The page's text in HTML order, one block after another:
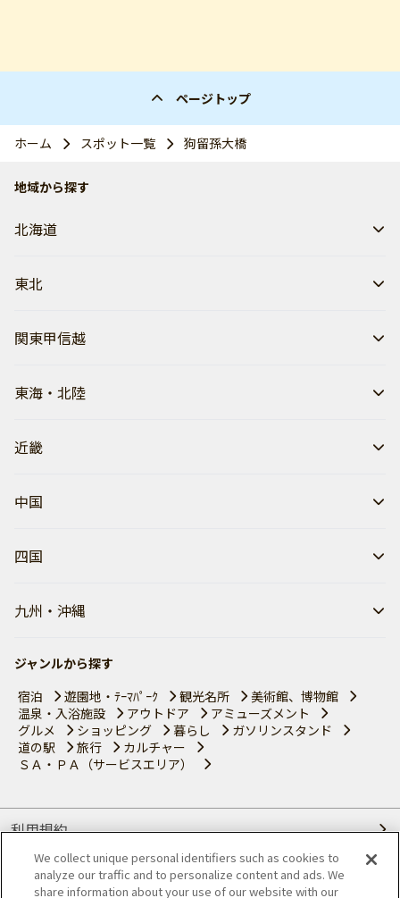
ページトップ
ホーム スポット一覧 狗留孫大橋
地域から探す
北海道
東北
関東甲信越
東海・北陸
近畿
中国
四国
九州・沖縄
ジャンルから探す
宿泊
遊園地・ﾃｰﾏﾊﾟｰｸ 観光名所
美術館、博物館
温泉・入浴施設
アウトドア
アミューズメント
グルメ
ショッピング 暮らし
ガソリンスタンド
道の駅
旅行
カルチャー
ＳＡ・ＰＡ（サービスエリア）
利用規約
個人情報の取り扱いについて
We collect unique personal identifiers such as cookies to
analyze our traffic and to personalize content and ads. We
share information about your use of our website with our